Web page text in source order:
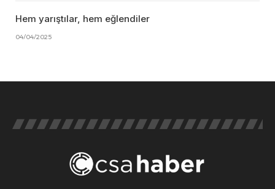
Hem yarıştılar, hem eğlendiler
04/04/2025